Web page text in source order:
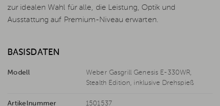
zur idealen Wahl für alle, die Leistung, Optik und
Ausstattung auf Premium-Niveau erwarten.
BASISDATEN
Modell
Weber Gasgrill Genesis E-330WR,
Stealth Edition, inklusive Drehspieß
Artikelnummer 1501537